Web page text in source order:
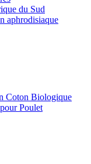
du Sud
aphrodisiaque
Coton Biologique
Poulet